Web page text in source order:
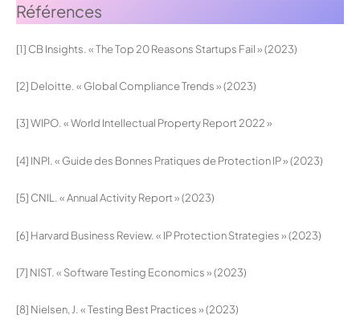
Références
[1] CB Insights. « The Top 20 Reasons Startups Fail » (2023)
[2] Deloitte. « Global Compliance Trends » (2023)
[3] WIPO. « World Intellectual Property Report 2022 »
[4] INPI. « Guide des Bonnes Pratiques de Protection IP » (2023)
[5] CNIL. « Annual Activity Report » (2023)
[6] Harvard Business Review. « IP Protection Strategies » (2023)
[7] NIST. « Software Testing Economics » (2023)
[8] Nielsen, J. « Testing Best Practices » (2023)